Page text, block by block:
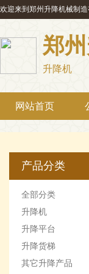
欢迎来到郑州升降机械制造
郑
升降机
网站首页
产品分类
全部分类
升降机
升降平台
升降货梯
其它升降产品